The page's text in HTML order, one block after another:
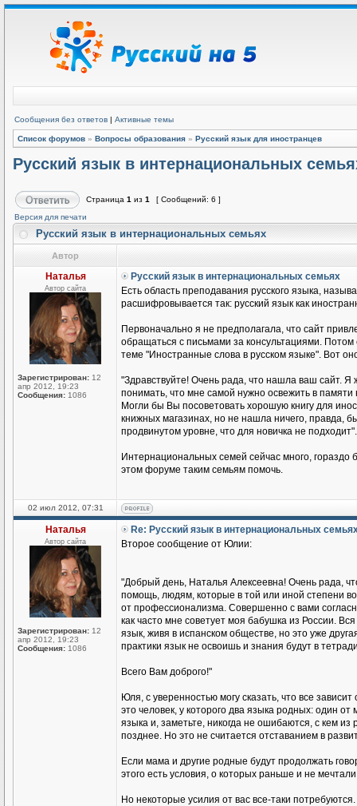
Сообщения без ответов | Активные темы
Список форумов » Вопросы образования » Русский язык для иностранцев
Русский язык в интернациональных
Страница 1 из 1
[ Сообщений: 6 ]
Версия для печати
Русский язык в интернациональных семьях
Автор
Наталья
Автор сайта
Зарегистрирован: 12
апр 2012, 19:23
Сообщения: 1086
Русский язык в интернациональных семьях
Есть область преподавания русского языка,
расшифровывается так: русский язык как
Первоначально я не предполагала, что сайт
обращаться с письмами за консультациями.
теме "Иностранные слова в русском языке". Вот
"Здравствуйте! Очень рада, что нашла ваш сайт. Я
понимать, что мне самой нужно освежить в памяти
Могли бы Вы посоветовать хорошую книгу для
книжных магазинах, но не нашла ничего, правда,
продвинутом уровне, что для новичка не подходит".
Интернациональных семей сейчас много,
этом форуме таким семьям помочь.
02 июл 2012, 07:31
Наталья
Автор сайта
Зарегистрирован: 12
апр 2012, 19:23
Сообщения: 1086
Re: Русский язык в интернациональных
Второе сообщение от Юлии:
"Добрый день, Наталья Алексеевна! Очень рада,
помощь, людям, которые в той или иной степени
от профессионализма. Совершенно с вами
как часто мне советует моя бабушка из России.
язык, живя в испанском обществе, но это уже
практики язык не освоишь и знания будут в
Всего Вам доброго!"
Юля, с уверенностью могу сказать, что все
это человек, у которого два языка родных: один
языка и, заметьте, никогда не ошибаются, с кем из
позднее. Но это не считается отставанием в
Если мама и другие родные будут продолжать
этого есть условия, о которых раньше и не
Но некоторые усилия от вас все-таки